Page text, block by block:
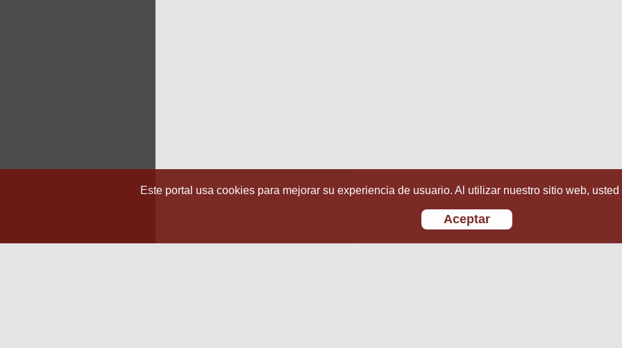
Este portal usa cookies para mejorar su experiencia de usuario. Al utilizar nuestro sitio web,
Aceptar